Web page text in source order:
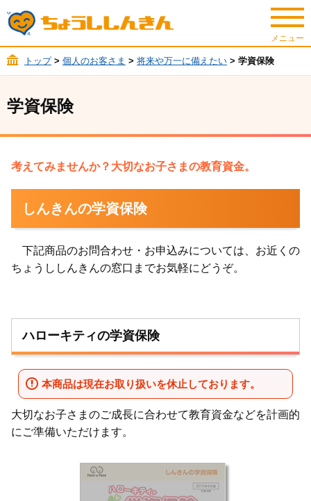
トップ> 個人のお客さま > 将来や万一に備えたい > 学資保険
学資保険
考えてみませんか？大切なお子さまの教育資金。
しんきんの学資保険
下記商品のお問合わせ・お申込みについては、お近くの
ちょうししんきんの窓口までお気軽にどうぞ。
ハローキティの学資保険
本商品は現在お取り扱いを休止しております。
大切なお子さまのご成長に合わせて教育資金などを計画的
にご準備いただけます。